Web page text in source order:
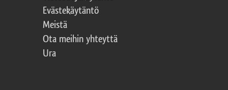
Evästekäytäntö
Meistä
Ota meihin yhteyttä
Ura